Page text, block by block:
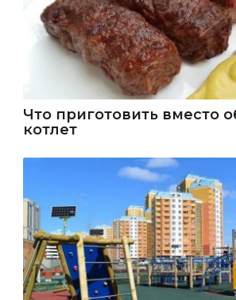
Что приготовить вместо
котлет